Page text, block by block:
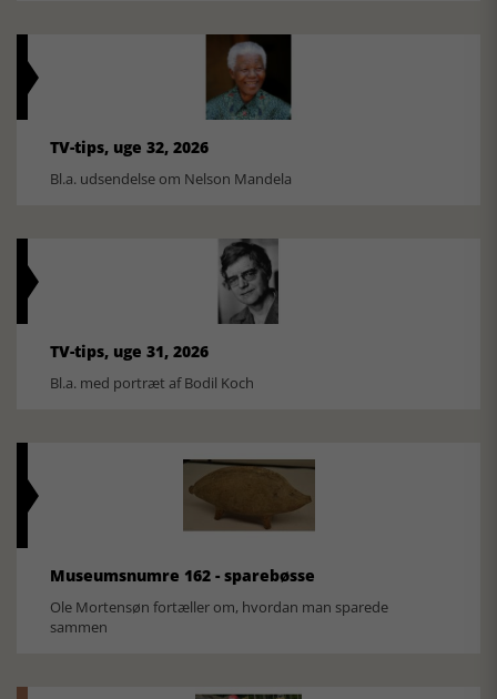
TV-tips, uge 32, 2026
Bl.a. udsendelse om Nelson Mandela
TV-tips, uge 31, 2026
Bl.a. med portræt af Bodil Koch
Museumsnumre 162 - sparebøsse
Ole Mortensøn fortæller om, hvordan man sparede
sammen